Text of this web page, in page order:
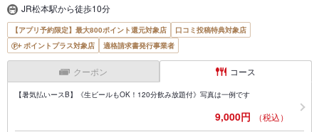
JR松本駅から徒歩10分
【アプリ予約限定】最大800ポイント還元対象店
口コミ投稿特典対象店
ポイントプラス対象店
適格請求書発行事業者
クーポン コース
【暑気払いースB】《生ビールもOK！120分飲み放題付》写真は一例です
9,000円 （税込）